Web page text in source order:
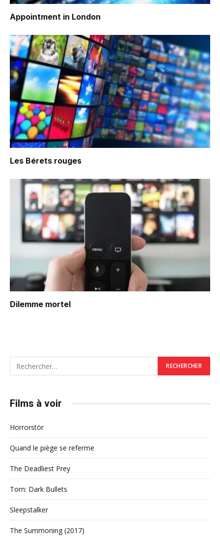
Appointment in London
Les Bérets rouges
Dilemme mortel
Films à voir
Horrorstör
Quand le piège se referme
The Deadliest Prey
Torn: Dark Bullets
Sleepstalker
The Summoning (2017)